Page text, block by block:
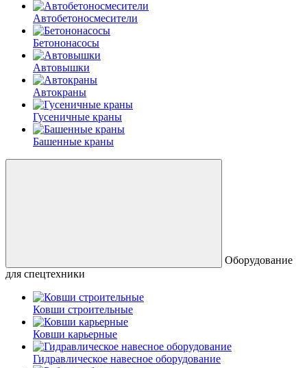
Автобетоно­смесители
Бетононасосы
Автовышки
Автокраны
Гусеничные краны
Башенные краны
Оборудование
для спецтехники
Ковши строительные
Ковши карьерные
Гидравлическое навесное оборудование